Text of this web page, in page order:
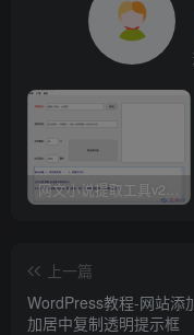
网文小说提取工具v2.10.02 可以自动下载小说 从此不再花钱看小说
上一篇
WordPress教程-网站添
加居中复制透明提示框